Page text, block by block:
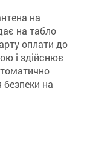
на
на табло
оплати до
і здійснює
на